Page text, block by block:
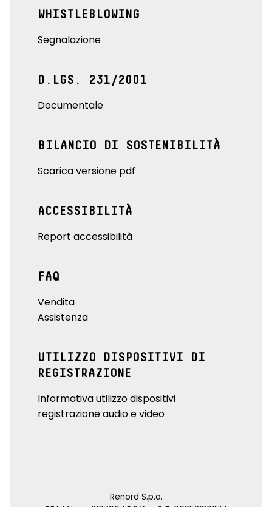
WHISTLEBLOWING
Segnalazione
D.LGS. 231/2001
Documentale
BILANCIO DI SOSTENIBILITÀ
Scarica versione pdf
ACCESSIBILITÀ
Report accessibilità
FAQ
Vendita
Assistenza
UTILIZZO DISPOSITIVI DI
REGISTRAZIONE
Informativa utilizzo dispositivi
registrazione audio e video
Renord S.p.a.